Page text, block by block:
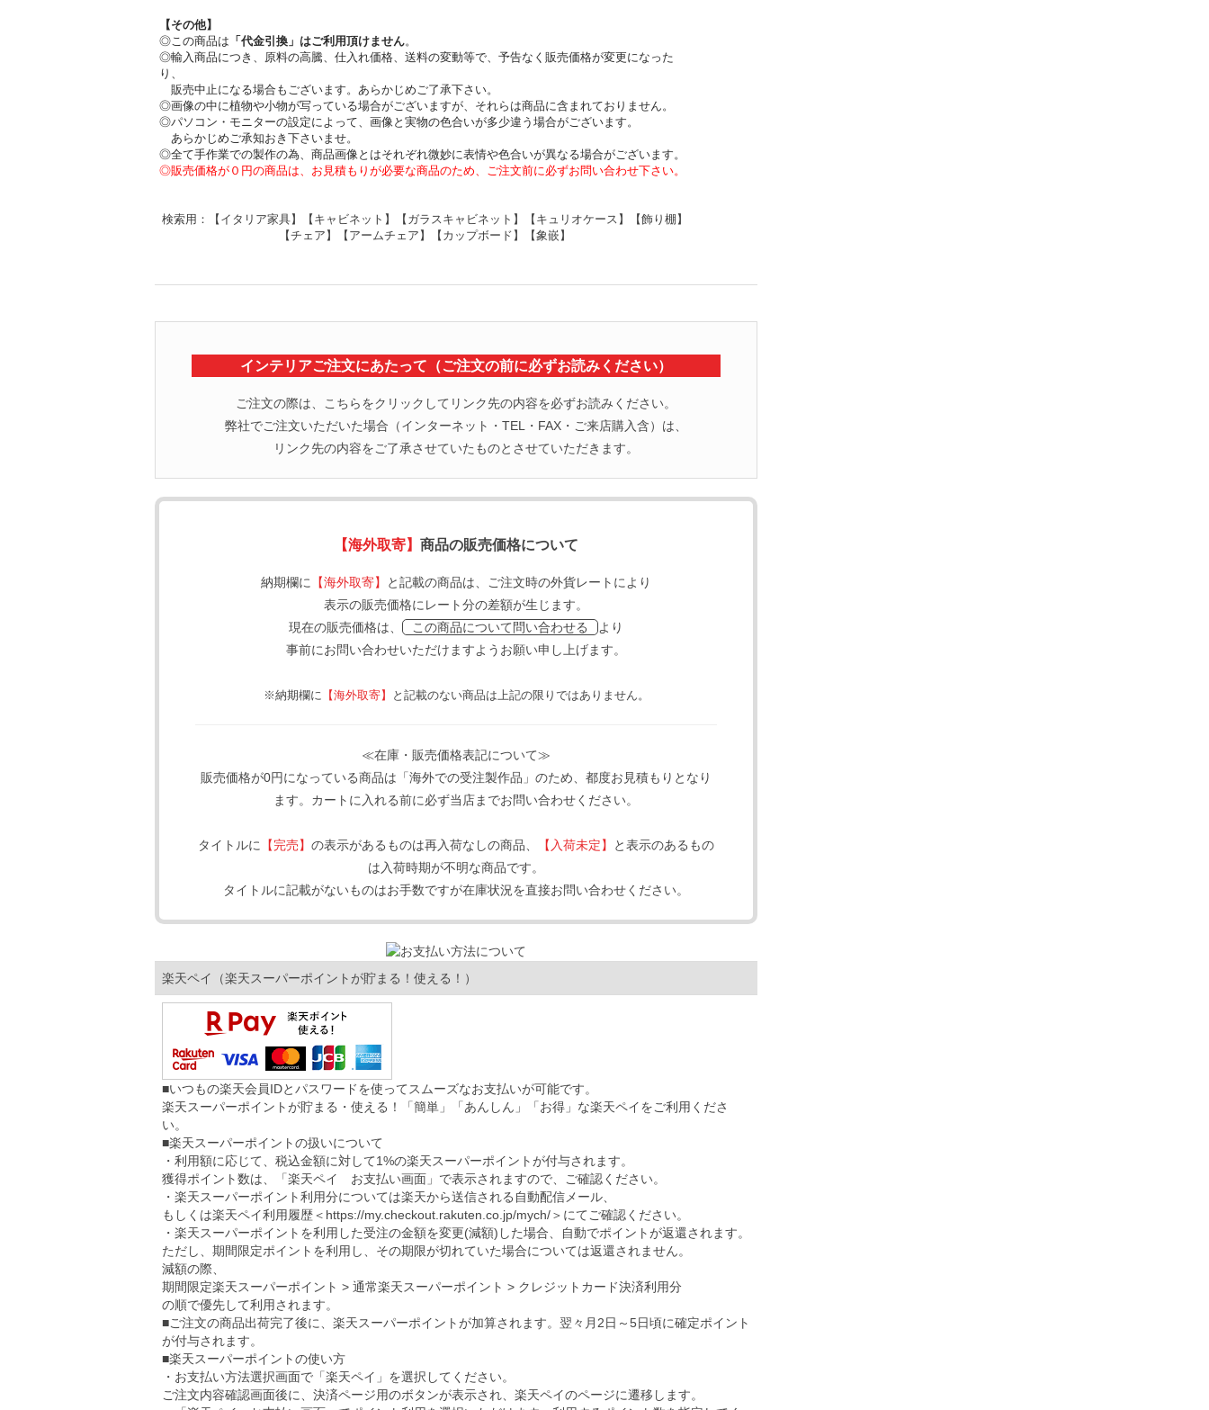
【その他】
◎この商品は 「代金引換」はご利用頂けません。
◎輸入商品につき、原料の高騰、仕入れ価格、送料の変動等で、予告なく販売価格が変更になった
り、
販売中止になる場合もございます。あらかじめご了承下さい。
◎画像の中に植物や小物が写っている場合がございますが、それらは商品に含まれておりません。
◎パソコン・モニターの設定によって、画像と実物の色合いが多少違う場合がございます。
あらかじめご承知おき下さいませ。
◎全て手作業での製作の為、商品画像とはそれぞれ微妙に表情や色合いが異なる場合がございます。
◎販売価格が０円の商品は、お見積もりが必要な商品のため、ご注文前に必ずお問い合わせ下さい。
検索用：【イタリア家具】【キャビネット】【ガラスキャビネット】【キュリオケース】【飾り棚】
【チェア】【アームチェア】【カップボード】【象嵌】
インテリアご注文にあたって（ご注文の前に必ずお読みください）
ご注文の際は、こちらをクリックしてリンク先の内容を必ずお読みください。
弊社でご注文いただいた場合（インターネット・TEL・FAX・ご来店購入含）は、
リンク先の内容をご了承させていたものとさせていただきます。
【海外取寄】 商品の販売価格について
納期欄に 【海外取寄】
と記載の商品は、ご注文時の外貨レートにより
表示の販売価格にレート分の差額が生じます。
現在の販売価格は、
この商品について問い合わせる
より
事前にお問い合わせいただけますようお願い申し上げます。
※納期欄に 【海外取寄】 と記載のない商品は上記の限りではありません。
≪在庫・販売価格表記について≫
販売価格が0円になっている商品は「海外での受注製作品」のため、都度お見積もりとなり
ます。カートに入れる前に必ず当店までお問い合わせください。
タイトルに 【完売】 の表示があるものは再入荷なしの商品、 【入荷未定】
と表示のあるもの
は入荷時期が不明な商品です。
タイトルに記載がないものはお手数ですが在庫状況を直接お問い合わせください。
楽天ペイ（楽天スーパーポイントが貯まる！使える！）
■いつもの楽天会員IDとパスワードを使ってスムーズなお支払いが可能です。
楽天スーパーポイントが貯まる・使える！「簡単」「あんしん」「お得」な楽天ペイをご利用くださ
い。
■楽天スーパーポイントの扱いについて
・利用額に応じて、税込金額に対して1%の楽天スーパーポイントが付与されます。
獲得ポイント数は、「楽天ペイ お支払い画面」で表示されますので、ご確認ください。
・楽天スーパーポイント利用分については楽天から送信される自動配信メール、
もしくは楽天ペイ利用履歴＜ https://my.checkout.rakuten.co.jp/mych/＞にてご確認ください。
・楽天スーパーポイントを利用した受注の金額を変更(減額)した場合、自動でポイントが返還されます。
ただし、期間限定ポイントを利用し、その期限が切れていた場合については返還されません。
減額の際、
期間限定楽天スーパーポイント > 通常楽天スーパーポイント > クレジットカード決済利用分
の順で優先して利用されます。
■ご注文の商品出荷完了後に、楽天スーパーポイントが加算されます。翌々月2日～5日頃に確定ポイント
が付与されます。
■楽天スーパーポイントの使い方
・お支払い方法選択画面で「楽天ペイ」を選択してください。
ご注文内容確認画面後に、決済ページ用のボタンが表示され、楽天ペイのページに遷移します。